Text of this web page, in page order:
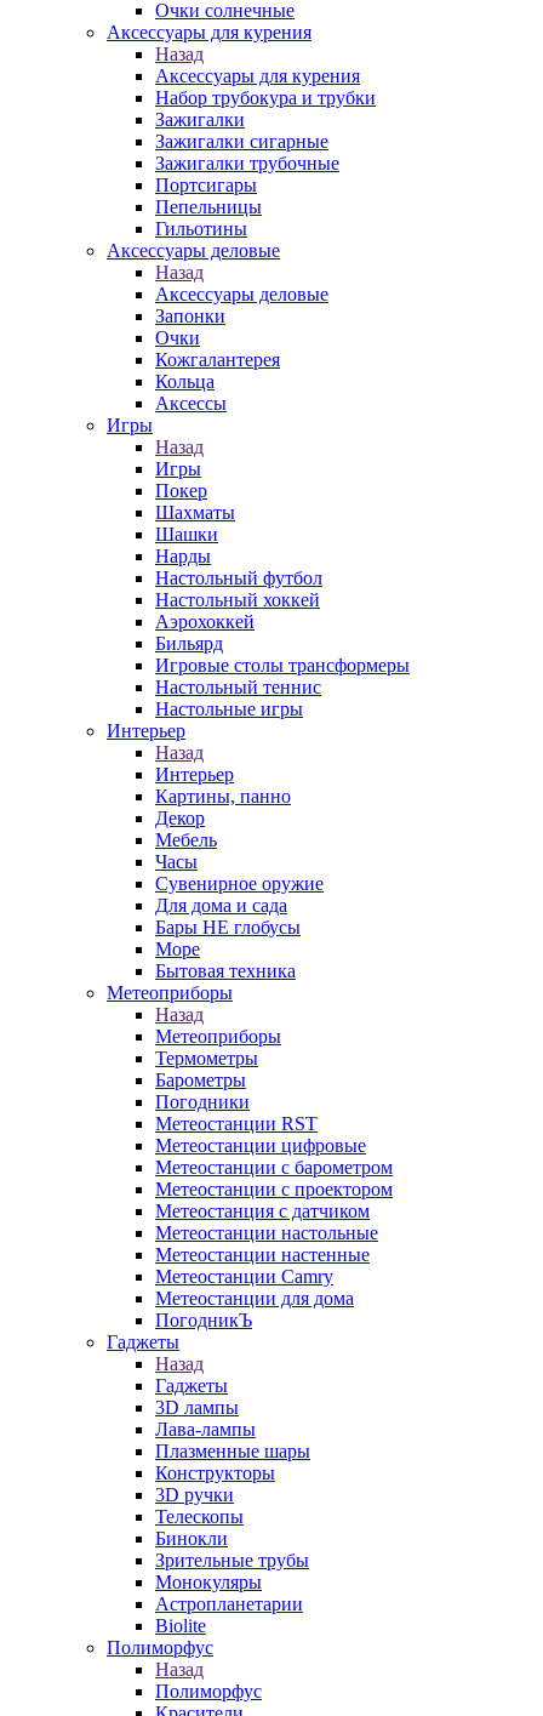
Очки солнечные
Аксессуары для курения
Назад
Аксессуары для курения
Набор трубокура и трубки
Зажигалки
Зажигалки сигарные
Зажигалки трубочные
Портсигары
Пепельницы
Гильотины
Аксессуары деловые
Назад
Аксессуары деловые
Запонки
Очки
Кожгалантерея
Кольца
Аксессы
Игры
Назад
Игры
Покер
Шахматы
Шашки
Нарды
Настольный футбол
Настольный хоккей
Аэрохоккей
Бильярд
Игровые столы трансформеры
Настольный теннис
Настольные игры
Интерьер
Назад
Интерьер
Картины, панно
Декор
Мебель
Часы
Сувенирное оружие
Для дома и сада
Бары НЕ глобусы
Море
Бытовая техника
Метеоприборы
Назад
Метеоприборы
Термометры
Барометры
Погодники
Метеостанции RST
Метеостанции цифровые
Метеостанции с барометром
Метеостанции с проектором
Метеостанция с датчиком
Метеостанции настольные
Метеостанции настенные
Метеостанции Camry
Метеостанции для дома
ПогодникЪ
Гаджеты
Назад
Гаджеты
3D лампы
Лава-лампы
Плазменные шары
Конструкторы
3D ручки
Телескопы
Бинокли
Зрительные трубы
Монокуляры
Астропланетарии
Biolite
Полиморфус
Назад
Полиморфус